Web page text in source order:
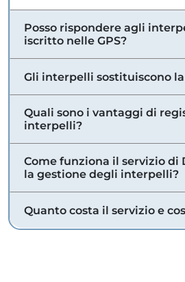
Posso rispondere agli
iscritto nelle GPS?
Gli interpelli sostituiscono la
Quali sono i vantaggi di
interpelli?
Come funziona il servizio di
la gestione degli interpelli?
Quanto costa il servizio e